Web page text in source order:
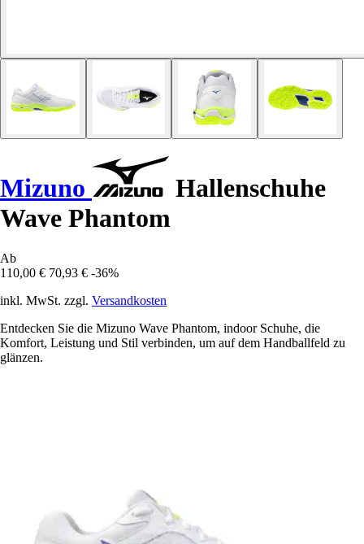
Mizuno
Hallenschuhe
Wave Phantom
Ab
110,00 € 70,93 € -36%
inkl. MwSt. zzgl. Versandkosten
Entdecken Sie die Mizuno Wave Phantom, indoor Schuhe, die
Komfort, Leistung und Stil verbinden, um auf dem Handballfeld zu
glänzen.